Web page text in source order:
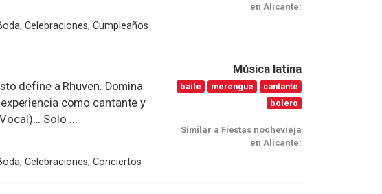
Celebraciones, Cumpleaños
en Alicante:
define a Rhuven. Domina
como cantante y
Solo ...
Celebraciones, Conciertos
Música latina
baile merengue
cantante
bolero
Similar a Fiestas nochevieja
en Alicante: